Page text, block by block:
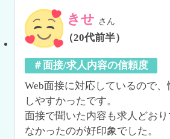
きせ さん
（20代前半）
＃面接/求人内容の信頼度
Web面接に対応しているので
しやすかったです。
面接で聞いた内容も求人どお
なかったのが好印象でした。